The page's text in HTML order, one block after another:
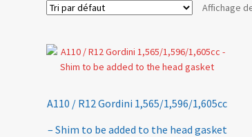
Affichage
A110 / R12 Gordini 1,565/1,596/1,605cc
– Shim to be added to the head gasket